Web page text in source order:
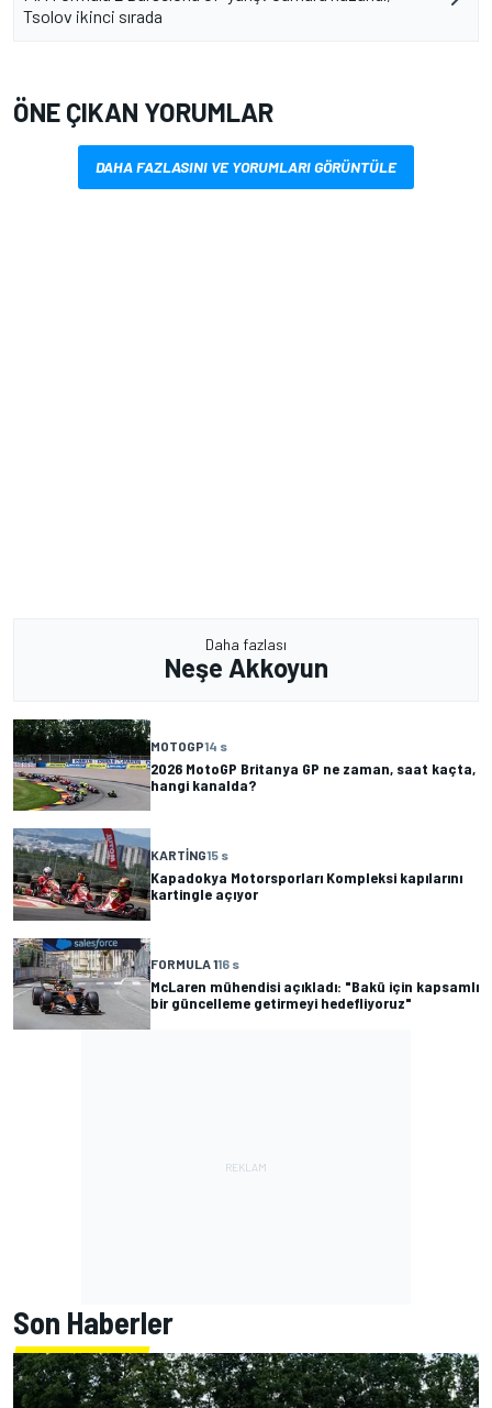
Tsolov ikinci sırada
ÖNE ÇIKAN YORUMLAR
DAHA FAZLASINI VE YORUMLARI GÖRÜNTÜLE
Daha fazlası
Neşe Akkoyun
MOTOGP14 s
2026 MotoGP Britanya GP ne zaman, saat kaçta,
hangi kanalda?
KARTING15 s
Kapadokya Motorsporları Kompleksi kapılarını
kartingle açıyor
FORMULA 116 s
McLaren mühendisi açıkladı: "Bakü için kapsamlı
bir güncelleme getirmeyi hedefliyoruz"
Son Haberler